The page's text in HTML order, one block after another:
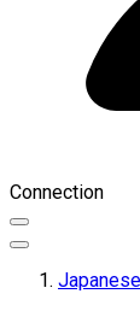
Connection